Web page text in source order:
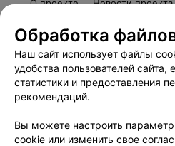
О проекте Новости проекта
Пользовательское
Вакансии
Написать
Персональные
Обработка
Обработка
Наш сайт использует файлы
удобства пользователей сайта,
статистики и предоставления
рекомендаций.
Вы можете настроить
cookie или изменить свое